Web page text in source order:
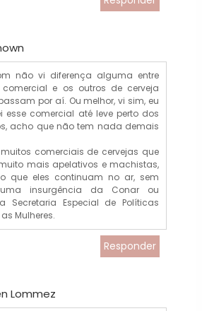
não vi diferença alguma entre
comercial e os outros de cerveja
por aí. Ou melhor, vi sim, eu
esse comercial até leve perto dos
acho que não tem nada demais
comerciais de cervejas que
mais apelativos e machistas,
que eles continuam no ar, sem
insurgência da Conar ou
Secretaria Especial de Políticas
Mulheres.
Responder
Lommez